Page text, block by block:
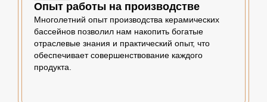
Опыт работы на производстве
Многолетний опыт производства керамических
бассейнов позволил нам накопить богатые
отраслевые знания и практический опыт, что
обеспечивает совершенствование каждого
продукта.